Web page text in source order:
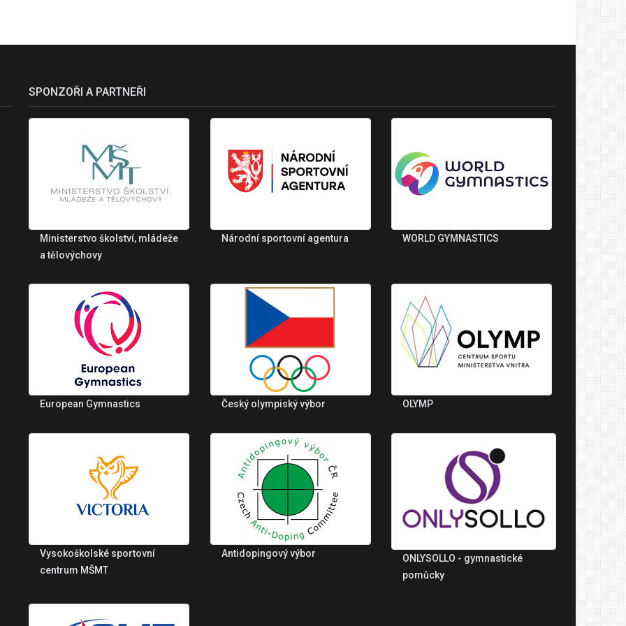
SPONZOŘI A PARTNEŘI
Ministerstvo školství, mládeže
a tělovýchovy
Národní sportovní agentura WORLD GYMNASTICS
European Gymnastics Český olympiský výbor OLYMP
Vysokoškolské sportovní
centrum MŠMT
Antidopingový výbor
ONLYSOLLO - gymnastické
pomůcky